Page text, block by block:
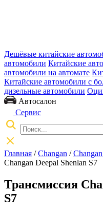
Дешёвые китайские
автомобили Китайские
автомобили на автомате
Китайские автомобили с
дизельные автомобили
Автосалон
Сервис
Главная /Changan /
Changan Deepal Shenlan S7
Трансмиссия
S7